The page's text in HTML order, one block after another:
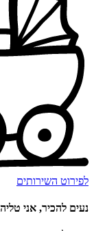
לפירוט השירותים
נעים להכיר, אני טליה